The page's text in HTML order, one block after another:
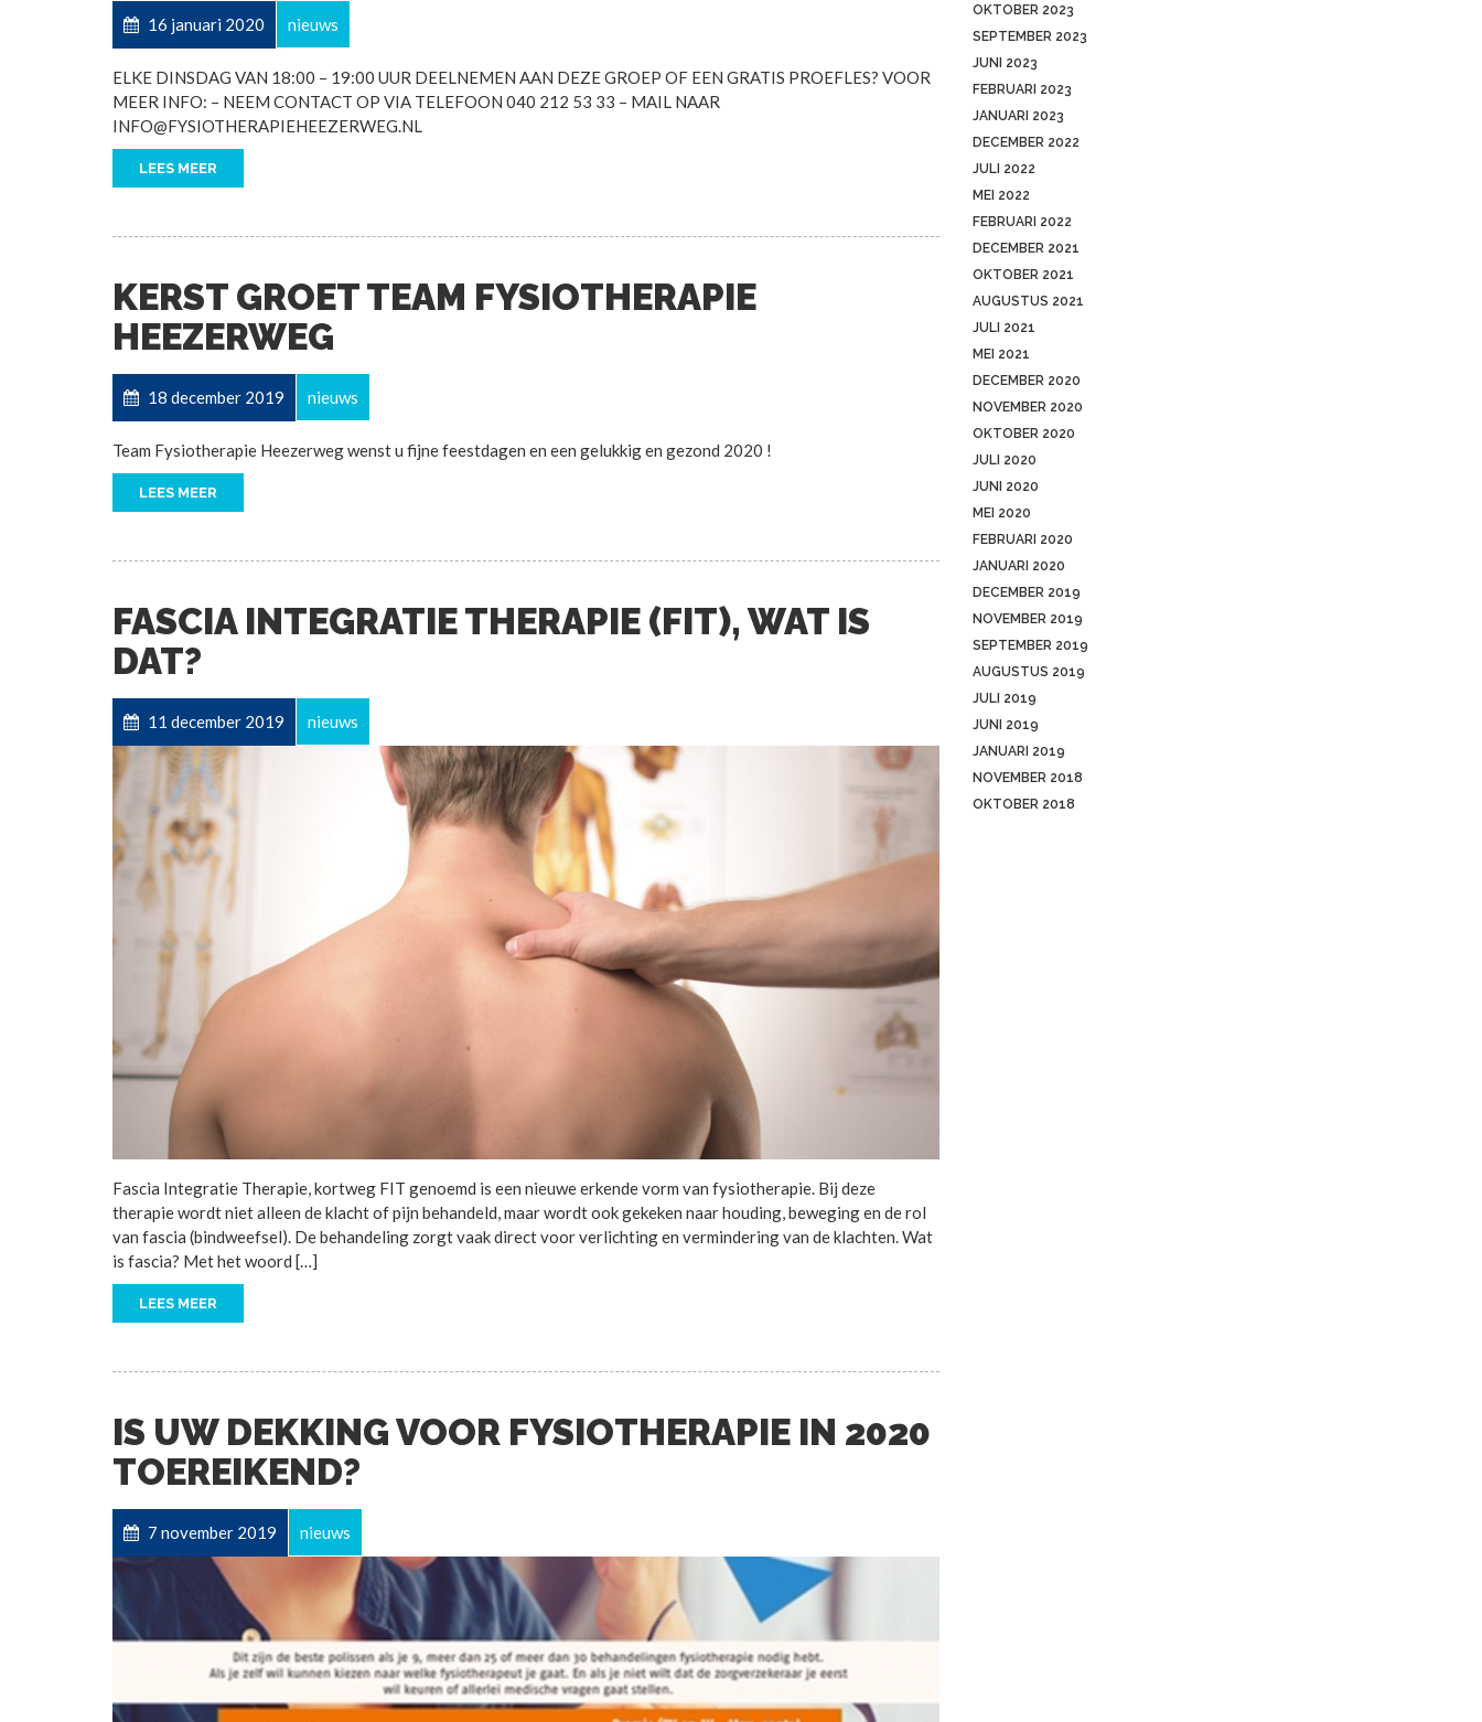
16 januari 2020 nieuws
ELKE DINSDAG VAN 18:00 – 19:00 UUR DEELNEMEN AAN DEZE GROEP OF EEN GRATIS PROEFLES? VOOR
MEER INFO: – NEEM CONTACT OP VIA TELEFOON 040 212 53 33 – MAIL NAAR
INFO@FYSIOTHERAPIEHEEZERWEG.NL
LEES MEER
KERST GROET TEAM FYSIOTHERAPIE
HEEZERWEG
18 december 2019 nieuws
Team Fysiotherapie Heezerweg wenst u fijne feestdagen en een gelukkig en gezond 2020 !
LEES MEER
FASCIA INTEGRATIE THERAPIE (FIT), WAT IS
DAT?
11 december 2019 nieuws
Fascia Integratie Therapie, kortweg FIT genoemd is een nieuwe erkende vorm van fysiotherapie. Bij deze
therapie wordt niet alleen de klacht of pijn behandeld, maar wordt ook gekeken naar houding, beweging en de rol
van fascia (bindweefsel). De behandeling zorgt vaak direct voor verlichting en vermindering van de klachten. Wat
is fascia? Met het woord […]
LEES MEER
IS UW DEKKING VOOR FYSIOTHERAPIE IN 2020
TOEREIKEND?
7 november 2019 nieuws
OKTOBER 2023
SEPTEMBER 2023
JUNI 2023
FEBRUARI 2023
JANUARI 2023
DECEMBER 2022
JULI 2022
MEI 2022
FEBRUARI 2022
DECEMBER 2021
OKTOBER 2021
AUGUSTUS 2021
JULI 2021
MEI 2021
DECEMBER 2020
NOVEMBER 2020
OKTOBER 2020
JULI 2020
JUNI 2020
MEI 2020
FEBRUARI 2020
JANUARI 2020
DECEMBER 2019
NOVEMBER 2019
SEPTEMBER 2019
AUGUSTUS 2019
JULI 2019
JUNI 2019
JANUARI 2019
NOVEMBER 2018
OKTOBER 2018